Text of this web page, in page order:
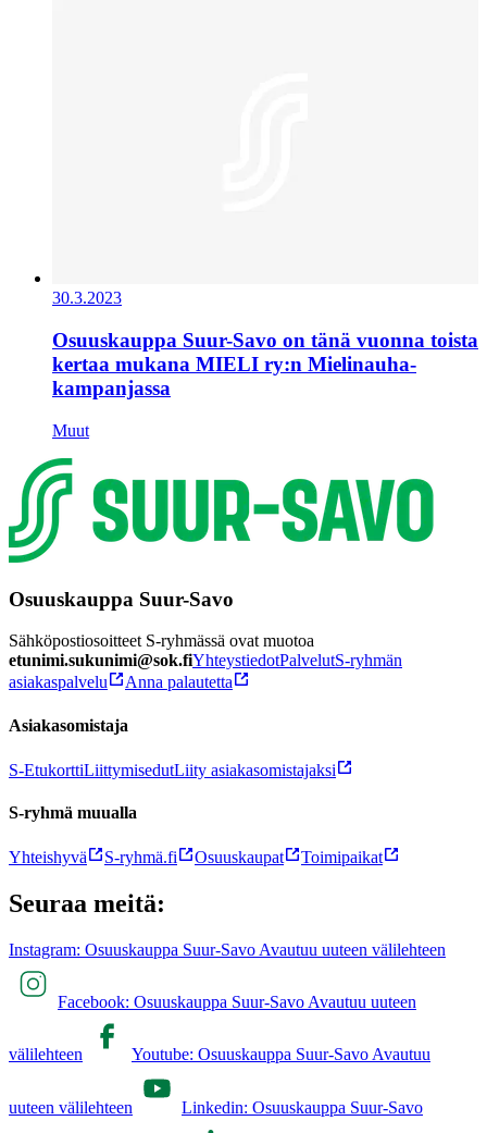
30.3.2023
Osuuskauppa Suur-Savo on tänä vuonna toista
kertaa mukana MIELI ry:n Mielinauha-
kampanjassa
Muut
Osuuskauppa Suur-Savo
Sähköpostiosoitteet S-ryhmässä ovat muotoa
etunimi.sukunimi@sok.fiYhteystiedotPalvelutS-ryhmän
asiakaspalvelu
Anna palautetta
Asiakasomistaja
S-EtukorttiLiittymisedutLiity asiakasomistajaksi
S-ryhmä muualla
Yhteishyvä S-ryhmä.fi Osuuskaupat Toimipaikat
Seuraa meitä:
Instagram: Osuuskauppa Suur-Savo Avautuu uuteen välilehteen
Facebook: Osuuskauppa Suur-Savo Avautuu uuteen
välilehteen Youtube: Osuuskauppa Suur-Savo Avautuu
uuteen välilehteen Linkedin: Osuuskauppa Suur-Savo